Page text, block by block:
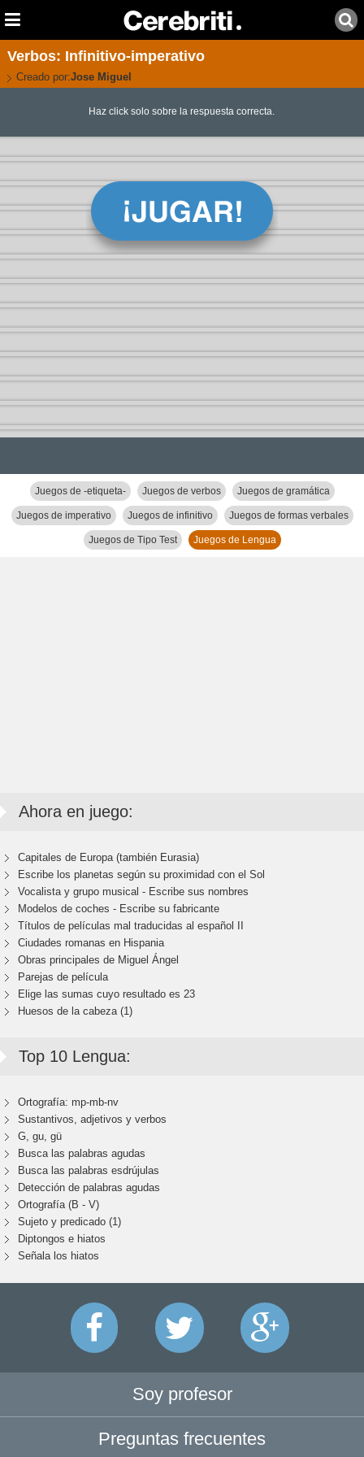
Verbos: Infinitivo-imperativo
Creado por:Jose Miguel
Haz click solo sobre la respuesta correcta.
Juegos de -etiqueta- Juegos de verbos Juegos de gramática
Juegos de imperativo Juegos de infinitivo Juegos de formas verbales
Juegos de Tipo Test Juegos de Lengua
Ahora en juego:
Capitales de Europa (también Eurasia)
Escribe los planetas según su proximidad con el Sol
Vocalista y grupo musical - Escribe sus nombres
Modelos de coches - Escribe su fabricante
Títulos de películas mal traducidas al español II
Ciudades romanas en Hispania
Obras principales de Miguel Ángel
Parejas de película
Elige las sumas cuyo resultado es 23
Huesos de la cabeza (1)
Top 10 Lengua:
Ortografía: mp-mb-nv
Sustantivos, adjetivos y verbos
G, gu, gü
Busca las palabras agudas
Busca las palabras esdrújulas
Detección de palabras agudas
Ortografía (B - V)
Sujeto y predicado (1)
Diptongos e hiatos
Señala los hiatos
Soy profesor
Preguntas frecuentes